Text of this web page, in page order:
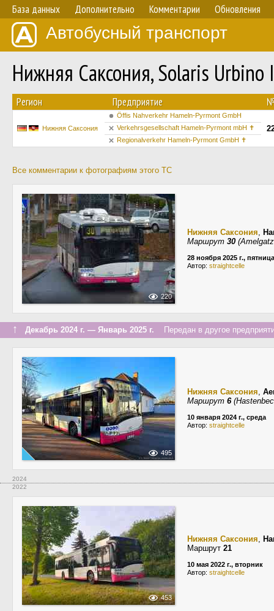
База данных Дополнительно Комментарии Обновления
Автобусный транспорт
Нижняя Саксония, Solaris
Регион Предприятие
Нижняя Саксония
Öffis Nahverkehr Hameln-Pyrmont GmbH
Verkehrsgesellschaft Hameln-Pyrmont mbH ✝
Regionalverkehr Hameln-Pyrmont GmbH ✝
Все комментарии к фотографиям этого ТС
220
Нижняя Саксония,
Маршрут 30
28 ноября 2025 г., пятница
Автор: straightcelle
↑ Декабрь 2024 г. — Январь 2025 г. Передан в другое
495
Нижняя Саксония,
Маршрут 6
10 января 2024 г., среда
Автор: straightcelle
2024
2022
453
Нижняя Саксония,
Маршрут 21
10 мая 2022 г., вторник
Автор: straightcelle